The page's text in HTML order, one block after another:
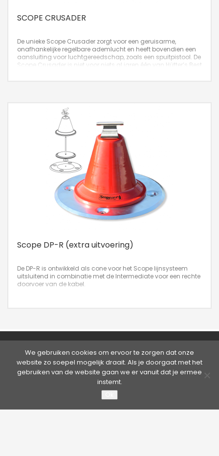
SCOPE CRUSADER
De unieke Scope Crusader zorgt voor een geruisarme,
onafhankelijke regelbare ademlucht en heeft bovendien een
aansluiting voor luchtgereedschap, zoals een spuitpistool. De
Scope Crusader is niet voor niets al jaren één van Hütter’s Best
Scope DP-R (extra uitvoering)
De DP-R is ontwikkeld als cone voor het Scope lijnsysteem
uitsluitend in combinatie met de Intermediate voor een rechte
doorvoer van de kabel.
Nederland
Tel. +31 20 65 33 400 - Fax +31 20 65 33 413 | E-mail:info@hutter.nl
Privacy verklaring |Algemene Voorwaarden
We gebruiken cookies om ervoor te zorgen dat onze
website zo soepel mogelijk draait. Als je doorgaat met het
gebruiken van de website gaan we er vanuit dat je ermee
instemt.